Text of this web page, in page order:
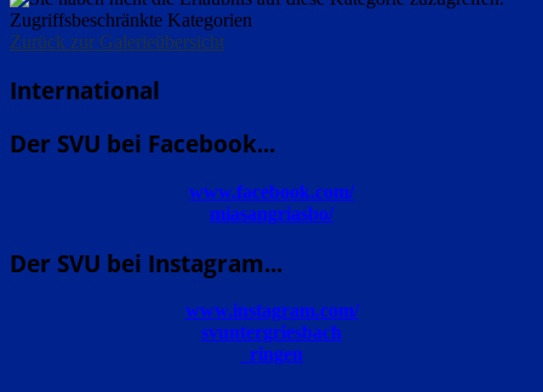
Zugriffsbeschränkte Kategorien
Zurück zur Galerieübersicht
International
Der SVU bei Facebook...
www.facebook.com/
miasangriasbo/
Der SVU bei Instagram...
www.instagram.com/
svuntergriesbach
_ringen